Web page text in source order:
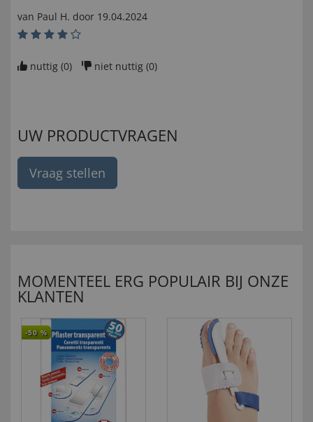
van Paul H. door 19.04.2024
nuttig (0) niet nuttig (0)
UW PRODUCTVRAGEN
Vraag stellen
MOMENTEEL ERG POPULAIR BIJ ONZE
KLANTEN
-50 %